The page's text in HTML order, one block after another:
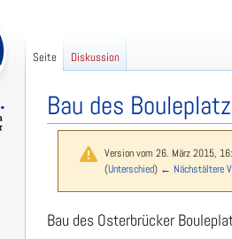
Bau des
Version vom 26. März 2015,
(Unterschied) ← Nächstältere
Zur
Zur
Bau des Osterbrücker
Seite Diskussion